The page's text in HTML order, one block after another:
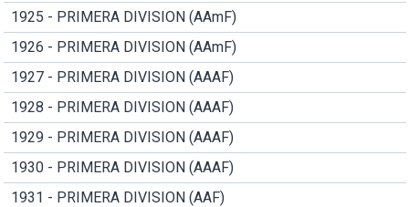
1925 - PRIMERA DIVISION (AAmF)
1926 - PRIMERA DIVISION (AAmF)
1927 - PRIMERA DIVISION (AAAF)
1928 - PRIMERA DIVISION (AAAF)
1929 - PRIMERA DIVISION (AAAF)
1930 - PRIMERA DIVISION (AAAF)
1931 - PRIMERA DIVISION (AAF)